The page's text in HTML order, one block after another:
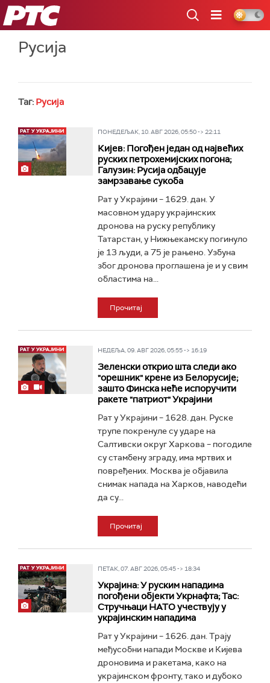
РТС
Русија
Таг: Русија
ПОНЕДЕЉАК, 10. АВГ 2026, 05:50 -> 22:11
Кијев: Погођен један од највећих
руских петрохемијских погона;
Галузин: Русија одбацује
замрзавање сукоба
Рат у Украјини – 1629. дан. У
масовном удару украјинских
дронова на руску републику
Татарстан, у Нижњекамску погинуло
је 13 људи, а 75 је рањено. Узбуна
због дронова проглашена је и у свим
областима на...
Прочитај
НЕДЕЉА, 09. АВГ 2026, 05:55 -> 16:19
Зеленски открио шта следи ако
"орешник" крене из Белорусије;
зашто Финска неће испоручити
ракете "патриот" Украјини
Рат у Украјини – 1628. дан. Руске
трупе покренуле су ударе на
Салтивски округ Харкова – погодиле
су стамбену зграду, има мртвих и
повређених. Москва је објавила
снимак напада на Харков, наводећи
да су...
Прочитај
ПЕТАК, 07. АВГ 2026, 05:45 -> 18:34
Украјина: У руским нападима
погођени објекти Укрнафта; Тас:
Стручњаци НАТО учествују у
украјинским нападима
Рат у Украјини – 1626. дан. Трају
међусобни напади Москве и Кијева
дроновима и ракетама, како на
украјинском фронту, тако и дубоко